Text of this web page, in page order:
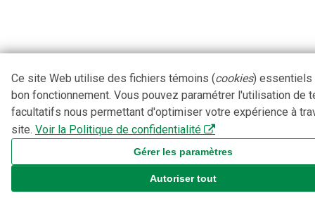
Ce site Web utilise des fichiers témoins (cookies) essentiels
bon fonctionnement. Vous pouvez paramétrer l'utilisation de
facultatifs nous permettant d'optimiser votre expérience à
site. Voir la Politique de confidentialité
Gérer les paramètres
Autoriser tout